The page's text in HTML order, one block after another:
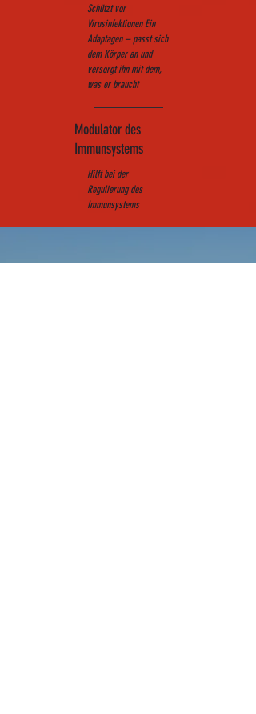
Schützt vor
Virusinfektionen Ein
Adaptagen – passt sich
dem Körper an und
versorgt ihn mit dem,
was er braucht
Modulator des
Immunsystems
Hilft bei der
Regulierung des
Immunsystems